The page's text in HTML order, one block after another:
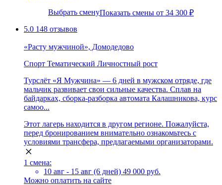
Выбрать сменуПоказать смены от 34 300 ₽
5.0 148 отзывов
«Расту мужчиной», Домодедово
Спорт Тематический Личностный рост
Турслёт «Я Мужчина» — 6 дней в мужском отряде, где
мальчик развивает свои сильные качества. Сплав на
байдарках, сборка-разборка автомата Калашникова, курс
самоо...
Этот лагерь находится в другом регионе. Пожалуйста,
перед бронированием внимательно ознакомьтесь с
условиями трансфера, предлагаемыми организаторами.
1 смена:
10 авг - 15 авг (6 дней) 49 000 руб.
Можно оплатить на сайте